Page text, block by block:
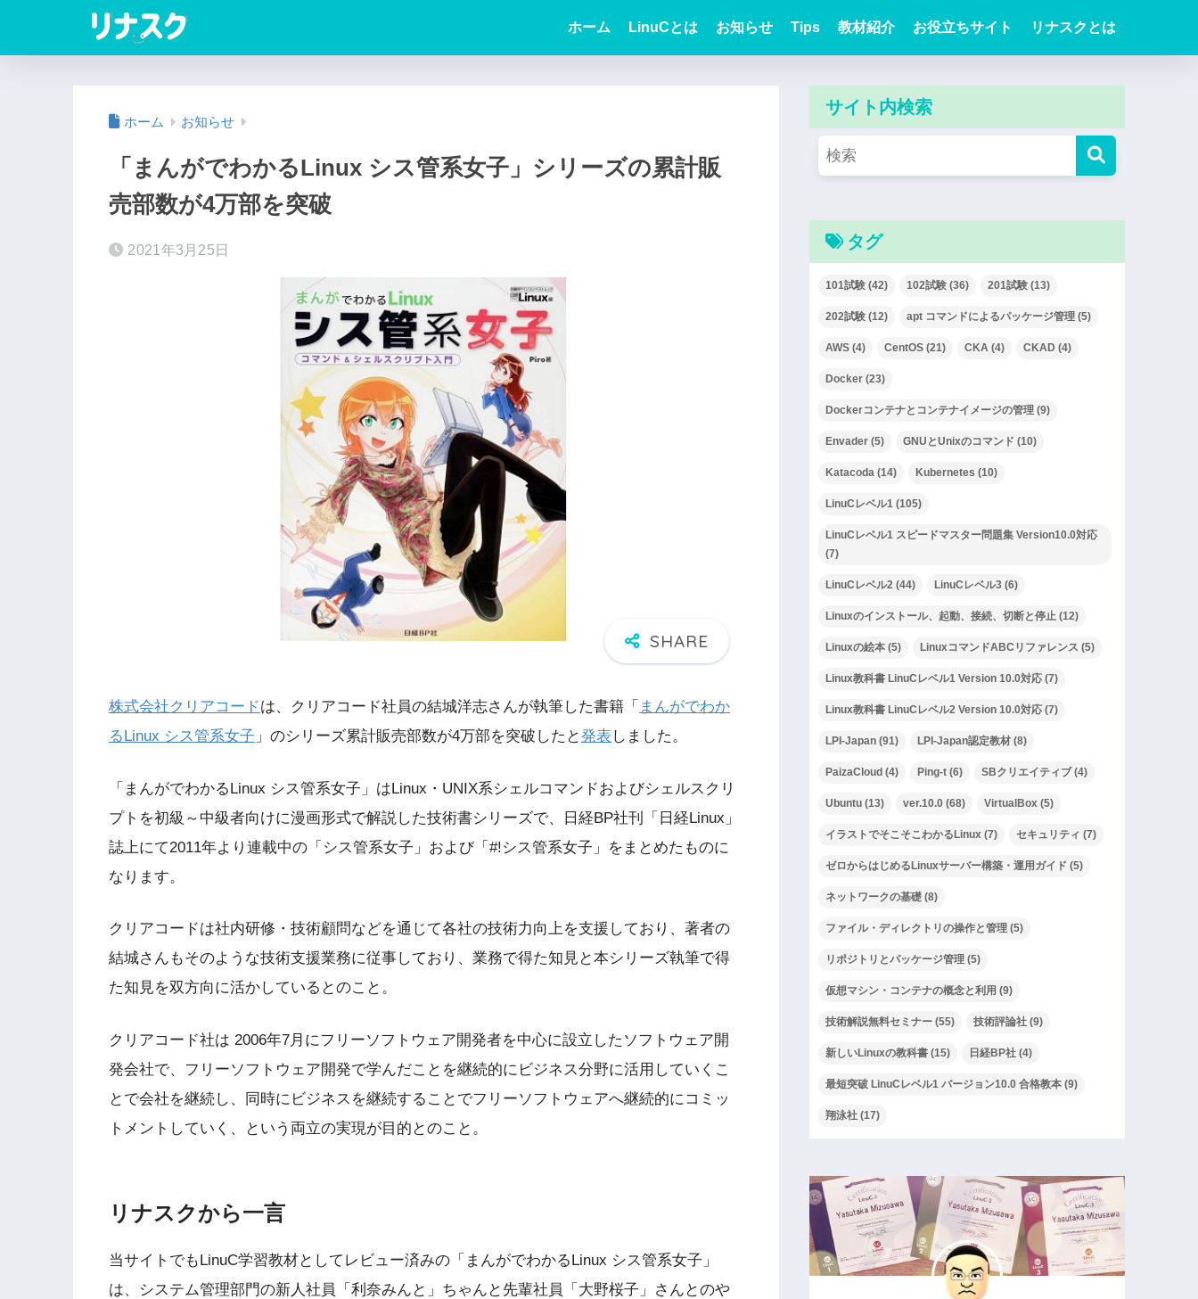
ホーム LinuCとは お知らせ Tips 教材紹介 お役立ちサイト リナスクとは
ホーム お知らせ
「まんがでわかるLinux シス管系女子」シリーズの累計販
売部数が4万部を突破
2021年3月25日
株式会社クリアコードは、クリアコード社員の結城洋志さんが執筆した書籍「 まんがでわか
るLinux シス管系女子 」のシリーズ累計販売部数が4万部を突破したと発表 しました。
「まんがでわかるLinux シス管系女子」はLinux・UNIX系シェルコマンドおよびシェルスクリ
プトを初級～中級者向けに漫画形式で解説した技術書シリーズで、日経BP社刊「日経Linux」
誌上にて2011年より連載中の「シス管系女子」および「#!シス管系女子」をまとめたものに
なります。
クリアコードは社内研修・技術顧問などを通じて各社の技術力向上を支援しており、著者の
結城さんもそのような技術支援業務に従事しており、業務で得た知見と本シリーズ執筆で得
た知見を双方向に活かしているとのこと。
クリアコード社は 2006年7月にフリーソフトウェア開発者を中心に設立したソフトウェア開
発会社で、フリーソフトウェア開発で学んだことを継続的にビジネス分野に活用していくこ
とで会社を継続し、同時にビジネスを継続することでフリーソフトウェアへ継続的にコミッ
トメントしていく、という両立の実現が目的とのこと。
リナスクから一言
当サイトでもLinuC学習教材としてレビュー済みの「まんがでわかるLinux シス管系女子」
は、システム管理部門の新人社員「利奈みんと」ちゃんと先輩社員「大野桜子」さんとのや
サイト内検索
タグ
101試験 (42) 102試験 (36) 201試験 (13)
202試験 (12) apt コマンドによるパッケージ管理 (5)
AWS (4) CentOS (21) CKA (4) CKAD (4)
Docker (23)
Dockerコンテナとコンテナイメージの管理 (9)
Envader (5) GNUとUnixのコマンド (10)
Katacoda (14) Kubernetes (10)
LinuCレベル1 (105)
LinuCレベル1 スピードマスター問題集 Version10.0対応
(7)
LinuCレベル2 (44) LinuCレベル3 (6)
Linuxのインストール、起動、接続、切断と停止 (12)
Linuxの絵本 (5) LinuxコマンドABCリファレンス (5)
Linux教科書 LinuCレベル1 Version 10.0対応 (7)
Linux教科書 LinuCレベル2 Version 10.0対応 (7)
LPI-Japan (91) LPI-Japan認定教材 (8)
PaizaCloud (4) Ping-t (6) SBクリエイティブ(4)
Ubuntu (13) ver.10.0 (68) VirtualBox (5)
イラストでそこそこわかるLinux (7) セキュリティ (7)
ゼロからはじめるLinuxサーバー構築・運用ガイド (5)
ネットワークの基礎 (8)
ファイル・ディレクトリの操作と管理 (5)
リポジトリとパッケージ管理 (5)
仮想マシン・コンテナの概念と利用 (9)
技術解説無料セミナー (55) 技術評論社 (9)
新しいLinuxの教科書 (15) 日経BP社 (4)
最短突破 LinuCレベル1 バージョン10.0 合格教本 (9)
翔泳社 (17)